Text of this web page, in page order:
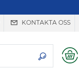
KONTAKTA OSS